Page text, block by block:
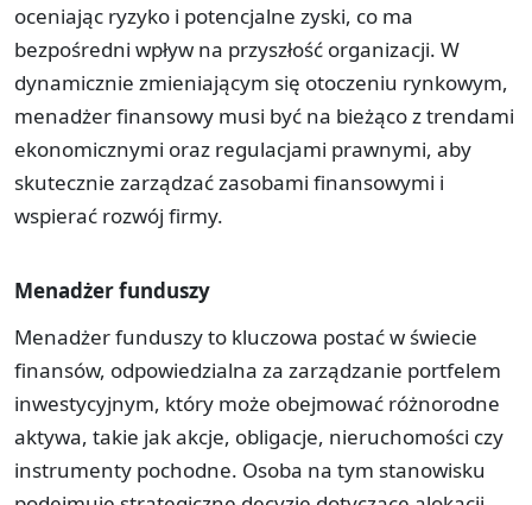
oceniając ryzyko i potencjalne zyski, co ma
bezpośredni wpływ na przyszłość organizacji. W
dynamicznie zmieniającym się otoczeniu rynkowym,
menadżer finansowy musi być na bieżąco z trendami
ekonomicznymi oraz regulacjami prawnymi, aby
skutecznie zarządzać zasobami finansowymi i
wspierać rozwój firmy.
Menadżer funduszy
Menadżer funduszy to kluczowa postać w świecie
finansów, odpowiedzialna za zarządzanie portfelem
inwestycyjnym, który może obejmować różnorodne
aktywa, takie jak akcje, obligacje, nieruchomości czy
instrumenty pochodne. Osoba na tym stanowisku